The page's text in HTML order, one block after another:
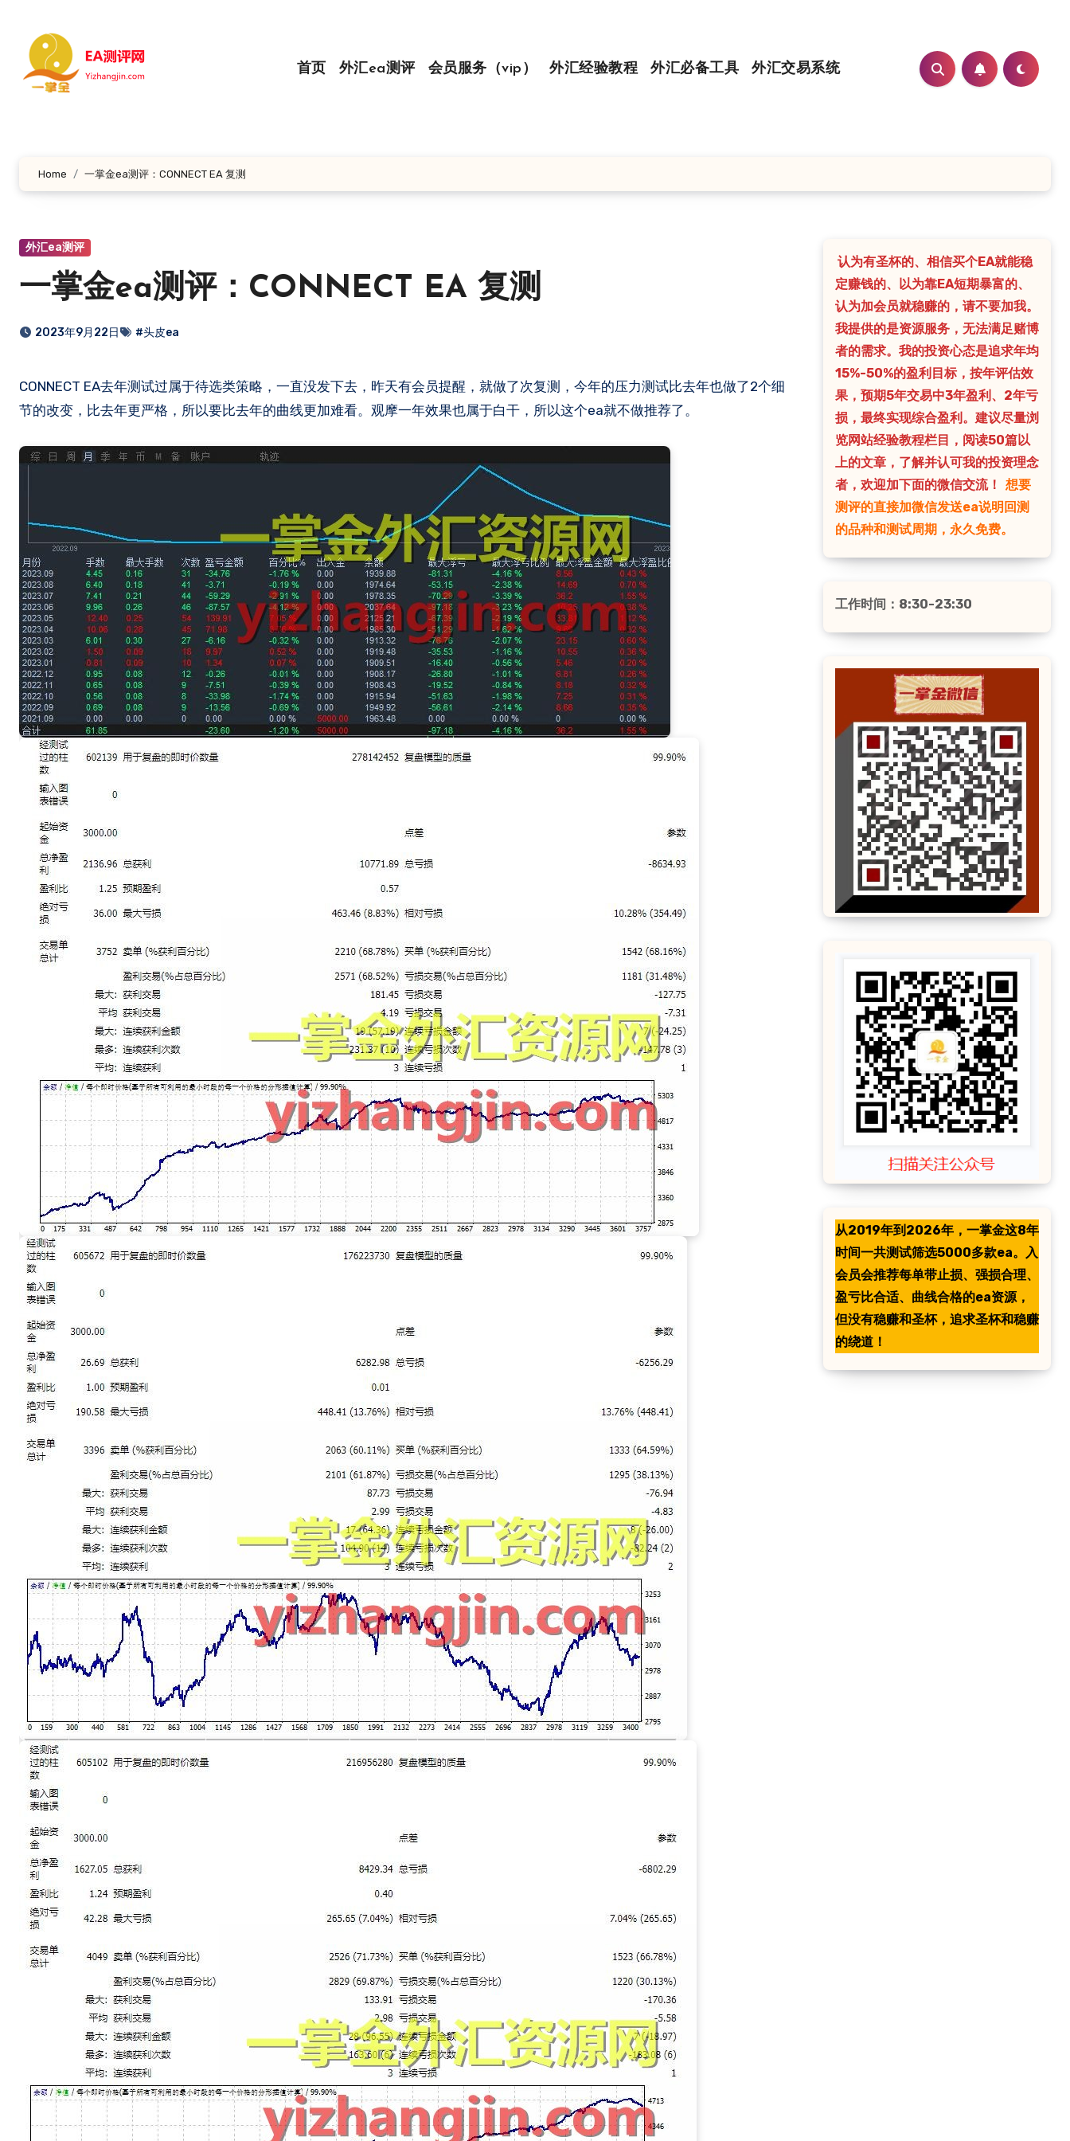
首页 外汇ea测评 会员服务（vip） 外汇经验教程 外汇必备工具 外汇交易系统
Home 一掌金ea测评：CONNECT EA 复测
外汇ea测评
一掌金ea测评：CONNECT EA 复测
2023年9月22日 #头皮ea
CONNECT EA去年测试过属于待选类策略，一直没发下去，昨天有会员提醒，就做了次复测，今年的压力测试比去年也做了2个细
节的改变，比去年更严格，所以要比去年的曲线更加难看。观摩一年效果也属于白干，所以这个ea就不做推荐了​。
认为有圣杯的、相信买个EA就能稳
定赚钱的、以为靠EA短期暴富的、
认为加会员就稳赚的，请不要加我。
我提供的是资源服务，无法满足赌博
者的需求。我的投资心态是追求年均
15%-50%的盈利目标，按年评估效
果，预期5年交易中3年盈利、2年亏
损，最终实现综合盈利。建议尽量浏
览网站经验教程栏目，阅读50篇以
上的文章，了解并认可我的投资理念
者，欢迎加下面的微信交流！
想要
测评的直接加微信发送ea说明回测
的品种和测试周期，永久免费。
工作时间：8:30-23:30
从2019年到2026年，一掌金这8年
时间一共测试筛选5000多款ea。入
会员会推荐每单带止损、强损合理、
盈亏比合适、曲线合格的ea资源，
但没有稳赚和圣杯，追求圣杯和稳赚
的绕道！